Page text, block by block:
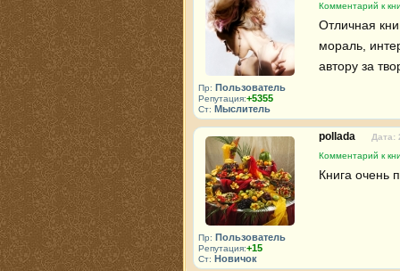
Пр: Пользователь
Репутация:+5355
Ст: Мыслитель
Комментарий к
Отличная
мораль,
автору за
Пр: Пользователь
Репутация:+15
Ст: Новичок
pollada
Дата:
Комментарий к
Книга очень